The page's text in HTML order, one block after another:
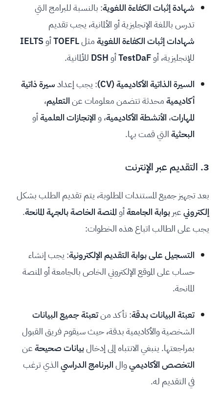
شهادة إثبات الكفاءة اللغوية: بالنسبة للبرامج التي
تدرس باللغة الإنجليزية أو الألمانية، يجب تقديم
شهادات إثبات الكفاءة اللغويةمثلTOEFLأوIELTS
للإنجليزية، أوTestDaFأوDSH للألمانية.
السيرة الذاتية الأكاديمية (CV)
: يجب إعدادسيرة ذاتية
أكاديميةمحدثة تتضمن معلومات عنالتعليم،
المهارات، الأنشطة الأكاديمية، والإنجازات العلميةأو
البحثيةالتي قمت بها.
3. التقديم عبر الإنترنت
بعد تجهيز جميع المستندات المطلوبة، يتم تقديم الطلب بشكل
إلكترونيعبر بوابة الجامعةأوالمنصة الخاصة بالجهة المانحة.
يجب على الطالب اتباع هذه الخطوات:
التسجيل على بوابة التقديم الإلكترونية: يجب إنشاء
حساب على الموقع الإلكتروني الخاص بالجامعة أو المنصة
المانحة.
تعبئة البيانات بدقة: تأكد منتعبئة جميع البيانات
الشخصية والأكاديمية بدقة، حيث سيقوم فريق القبول
بمراجعتها. ينبغي الانتباه إلى إدخالبيانات صحيحةعن
التخصص الأكاديميوالالبرنامج الدراسيالذي ترغب
في التقديم له.